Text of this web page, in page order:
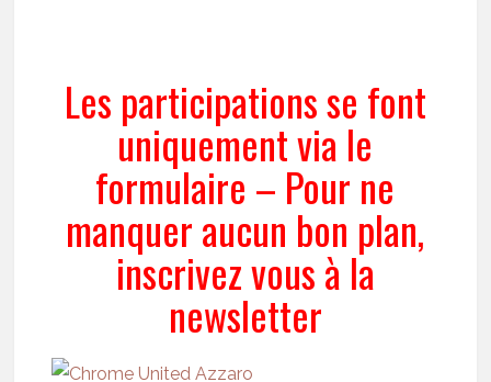
Les participations se font
uniquement via le
formulaire – Pour ne
manquer aucun bon plan,
inscrivez vous à la
newsletter